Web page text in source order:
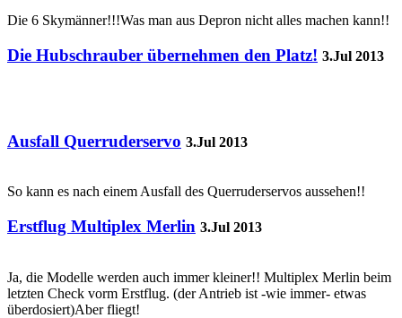
Die 6 Skymänner!!!Was man aus Depron nicht alles machen kann!!
Die Hubschrauber übernehmen den Platz! 3.Jul 2013
Ausfall Querruderservo 3.Jul 2013
So kann es nach einem Ausfall des Querruderservos aussehen!!
Erstflug Multiplex Merlin 3.Jul 2013
Ja, die Modelle werden auch immer kleiner!! Multiplex Merlin beim
letzten Check vorm Erstflug. (der Antrieb ist -wie immer- etwas
überdosiert)Aber fliegt!